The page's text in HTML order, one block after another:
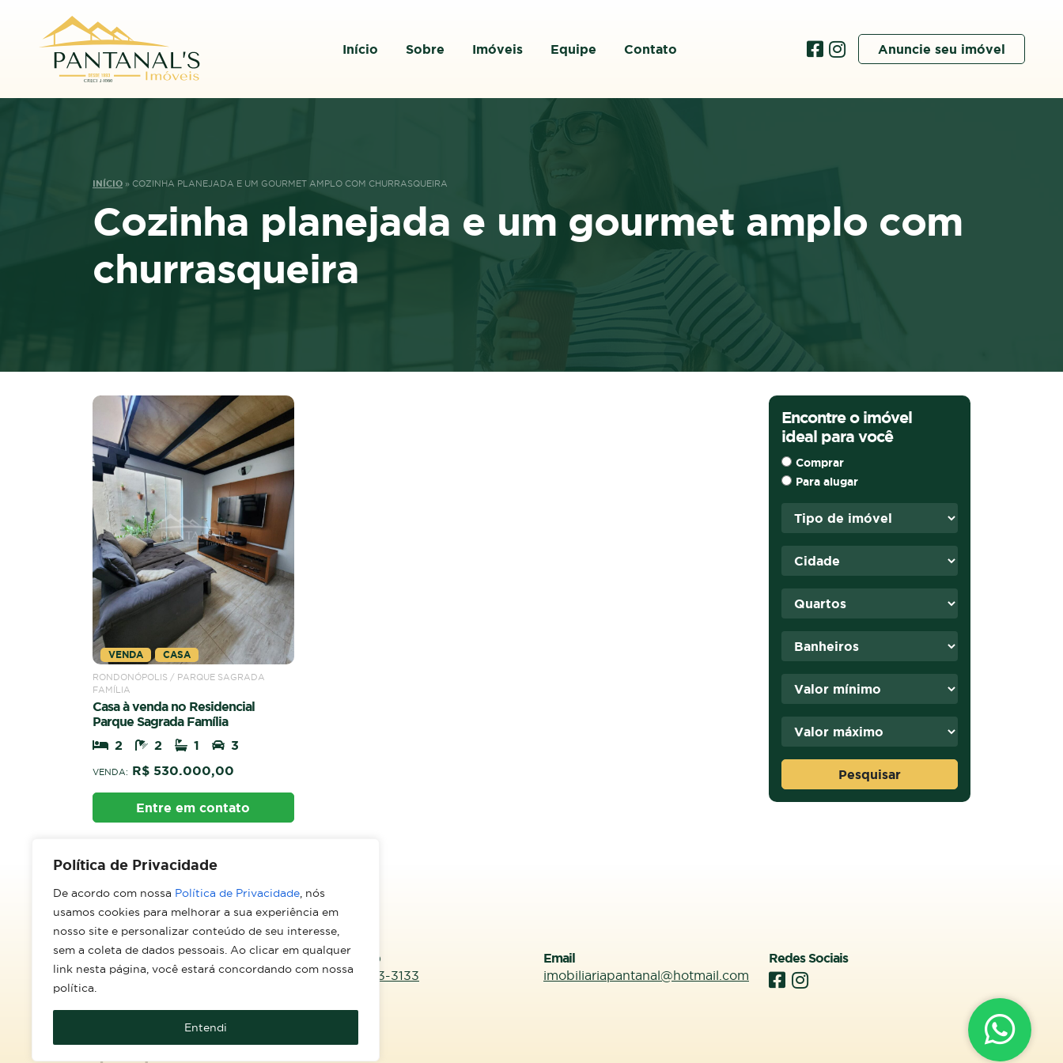
Política de Privacidade
De acordo com nossa Política de Privacidade , nós
usamos cookies para melhorar a sua experiência em
nosso site e personalizar conteúdo de seu interesse,
sem a coleta de dados pessoais. Ao clicar em qualquer
link nesta página, você estará concordando com nossa
política.
Entendi Contato Via
Início Sobre Imóveis Equipe Contato Anuncie seu imóvel
INÍCIO » COZINHA PLANEJADA E UM GOURMET AMPLO COM CHURRASQUEIRA
Cozinha planejada e um gourmet amplo com
churrasqueira
VENDA CASA
RONDONÓPOLIS / PARQUE SAGRADA
FAMÍLIA
Casa à venda no Residencial
Parque Sagrada Família
2
2 1 3
VENDA: R$ 530.000,00
Entre em contato
Encontre o imóvel
ideal para você
Comprar
Para alugar
Pesquisar
Av. Paulo VI, 54 - Parque Real
Rondonópolis/MT
WhatsApp
(66) 99613-3133
Email
imobiliariapantanal@hotmail.com
Redes Sociais